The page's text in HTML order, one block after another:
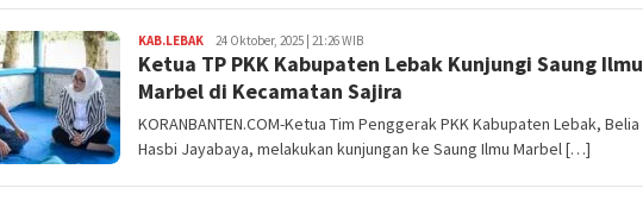
KAB.LEBAK Redaksi
24 Oktober, 2025 | 21:26 WIB
Ketua TP PKK Kabupaten Lebak Kunjungi Saung Ilmu
Marbel di Kecamatan Sajira
KORANBANTEN.COM-Ketua Tim Penggerak PKK Kabupaten Lebak, Belia
Hasbi Jayabaya, melakukan kunjungan ke Saung Ilmu Marbel […]